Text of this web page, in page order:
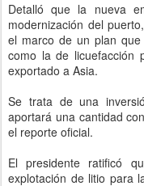
Detalló que la nueva
modernización del
el marco de un plan
como la de licuefacción
exportado a Asia.
Se trata de una
aportará una cantidad
el reporte oficial.
El presidente ratificó
explotación de litio para